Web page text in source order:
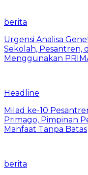
berita
Urgensi Analisa
Sekolah, Pesantren,
Menggunakan
Headline
Milad ke-10
Primago, Pimpinan
Manfaat Tanpa Batas
berita